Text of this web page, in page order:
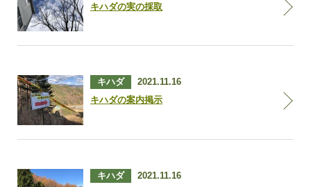
キハダの実の採取
キハダ
2021.11.16
キハダの案内掲示
キハダ
2021.11.16